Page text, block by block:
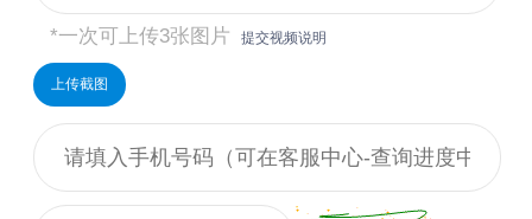
*一次可上传3张图片 提交视频说明
上传截图